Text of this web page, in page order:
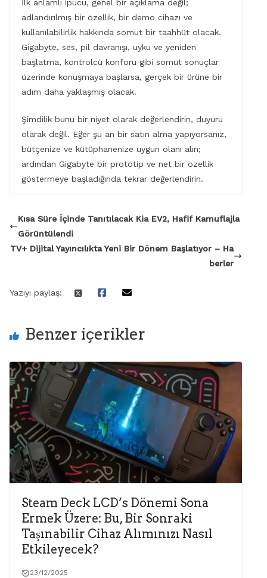
İlk anlamlı ipucu, genel bir açıklama değil;
adlandırılmış bir özellik, bir demo cihazı ve
kullanılabilirlik hakkında somut bir taahhüt olacak.
Gigabyte, ses, pil davranışı, uyku ve yeniden
başlatma, kontrolcü konforu gibi somut sonuçlar
üzerinde konuşmaya başlarsa, gerçek bir ürüne bir
adım daha yaklaşmış olacak.
Şimdilik bunu bir niyet olarak değerlendirin, duyuru
olarak değil. Eğer şu an bir satın alma yapıyorsanız,
bütçenize ve kütüphanenize uygun olanı alın;
ardından Gigabyte bir prototip ve net bir özellik
göstermeye başladığında tekrar değerlendirin.
Kısa Süre İçinde Tanıtılacak Kia EV2, Hafif Kamuflajla
Görüntülendi
TV+ Dijital Yayıncılıkta Yeni Bir Dönem Başlatıyor – Ha
berler
Yazıyı paylaş:
Benzer içerikler
Steam Deck LCD’s Dönemi Sona
Ermek Üzere: Bu, Bir Sonraki
Taşınabilir Cihaz Alımınızı Nasıl
Etkileyecek?
23/12/2025